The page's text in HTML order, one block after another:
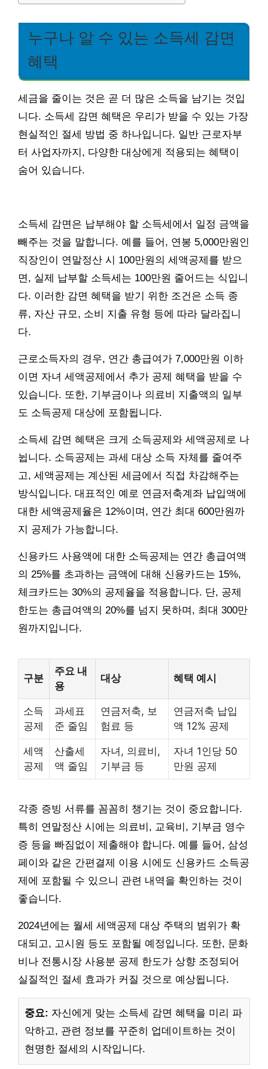
누구나 알 수 있는 소득세 감면
혜택
세금을 줄이는 것은 곧 더 많은 소득을 남기는 것입
니다. 소득세 감면 혜택은 우리가 받을 수 있는 가장
현실적인 절세 방법 중 하나입니다. 일반 근로자부
터 사업자까지, 다양한 대상에게 적용되는 혜택이
숨어 있습니다.
소득세 감면은 납부해야 할 소득세에서 일정 금액을
빼주는 것을 말합니다. 예를 들어, 연봉 5,000만원인
직장인이 연말정산 시 100만원의 세액공제를 받으
면, 실제 납부할 소득세는 100만원 줄어드는 식입니
다. 이러한 감면 혜택을 받기 위한 조건은 소득 종
류, 자산 규모, 소비 지출 유형 등에 따라 달라집니
다.
근로소득자의 경우, 연간 총급여가 7,000만원 이하
이면 자녀 세액공제에서 추가 공제 혜택을 받을 수
있습니다. 또한, 기부금이나 의료비 지출액의 일부
도 소득공제 대상에 포함됩니다.
소득세 감면 혜택은 크게 소득공제와 세액공제로 나
뉩니다. 소득공제는 과세 대상 소득 자체를 줄여주
고, 세액공제는 계산된 세금에서 직접 차감해주는
방식입니다. 대표적인 예로 연금저축계좌 납입액에
대한 세액공제율은 12%이며, 연간 최대 600만원까
지 공제가 가능합니다.
신용카드 사용액에 대한 소득공제는 연간 총급여액
의 25%를 초과하는 금액에 대해 신용카드는 15%,
체크카드는 30%의 공제율을 적용합니다. 단, 공제
한도는 총급여액의 20%를 넘지 못하며, 최대 300만
원까지입니다.
구분
주요 내
용
대상 혜택 예시
소득
공제
과세표
준 줄임
연금저축, 보
험료 등
연금저축 납입
액 12% 공제
세액
공제
산출세
액 줄임
자녀, 의료비,
기부금 등
자녀 1인당 50
만원 공제
각종 증빙 서류를 꼼꼼히 챙기는 것이 중요합니다.
특히 연말정산 시에는 의료비, 교육비, 기부금 영수
증 등을 빠짐없이 제출해야 합니다. 예를 들어, 삼성
페이와 같은 간편결제 이용 시에도 신용카드 소득공
제에 포함될 수 있으니 관련 내역을 확인하는 것이
좋습니다.
2024년에는 월세 세액공제 대상 주택의 범위가 확
대되고, 고시원 등도 포함될 예정입니다. 또한, 문화
비나 전통시장 사용분 공제 한도가 상향 조정되어
실질적인 절세 효과가 커질 것으로 예상됩니다.
중요: 자신에게 맞는 소득세 감면 혜택을 미리 파
악하고, 관련 정보를 꾸준히 업데이트하는 것이
현명한 절세의 시작입니다.